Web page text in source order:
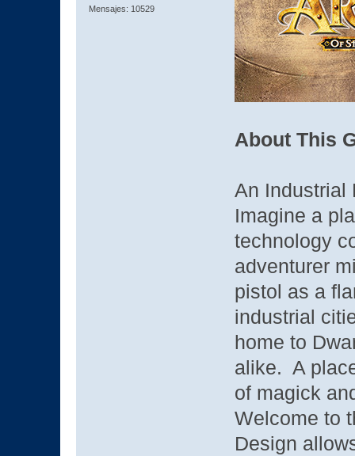
Mensajes: 10529
About This
An Industrial
Imagine a
technology
adventurer
pistol as a
industrial
home to
alike. A
of magick
Welcome to
Design